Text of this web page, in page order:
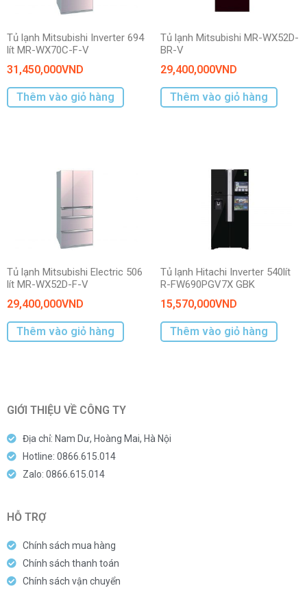
Tủ lạnh Mitsubishi Inverter 694
lít MR-WX70C-F-V
31,450,000VND
Thêm vào giỏ hàng
Tủ lạnh Mitsubishi MR-WX52D-
BR-V
29,400,000VND
Thêm vào giỏ hàng
Tủ lạnh Mitsubishi Electric 506
lít MR-WX52D-F-V
29,400,000VND
Thêm vào giỏ hàng
Tủ lạnh Hitachi Inverter 540lít
R-FW690PGV7X GBK
15,570,000VND
Thêm vào giỏ hàng
GIỚI THIỆU VỀ CÔNG TY
Địa chỉ: Nam Dư, Hoàng Mai, Hà Nội
Hotline: 0866.615.014
Zalo: 0866.615.014
HỖ TRỢ
Chính sách mua hàng
Chính sách thanh toán
Chính sách vận chuyển